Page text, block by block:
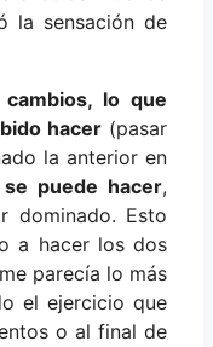
la sensación de
lo que
hacer (pasar
la anterior en
puede hacer,
dominado. Esto
a hacer los dos
parecía lo más
el ejercicio que
o al final de